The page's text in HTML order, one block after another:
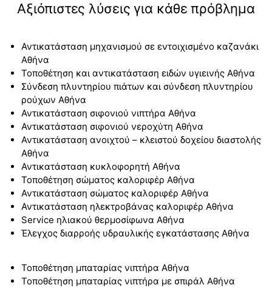
Αξιόπιστες λύσεις για κάθε πρόβλημα
Αντικατάσταση μηχανισμού σε εντοιχισμένο καζανάκι
Αθήνα
Τοποθέτηση και αντικατάσταση ειδών υγιεινής Αθήνα
Σύνδεση πλυντηρίου πιάτων και σύνδεση πλυντηρίου
ρούχων Αθήνα
Αντικατάσταση σιφονιού νιπτήρα Αθήνα
Αντικατάσταση σιφονιού νεροχύτη Αθήνα
Αντικατάσταση ανοιχτού – κλειστού δοχείου διαστολής
Αθήνα
Αντικατάσταση κυκλοφορητή Αθήνα
Τοποθέτηση σώματος καλοριφέρ Αθήνα
Αντικατάσταση σώματος καλοριφέρ Αθήνα
Αντικατάσταση ηλεκτροβάνας καλοριφέρ Αθήνα
Service ηλιακού θερμοσίφωνα Αθήνα
Έλεγχος διαρροής υδραυλικής εγκατάστασης Αθήνα
Τοποθέτηση μπαταρίας νιπτήρα Αθήνα
Τοποθέτηση μπαταρίας νιπτήρα με σπιράλ Αθήνα